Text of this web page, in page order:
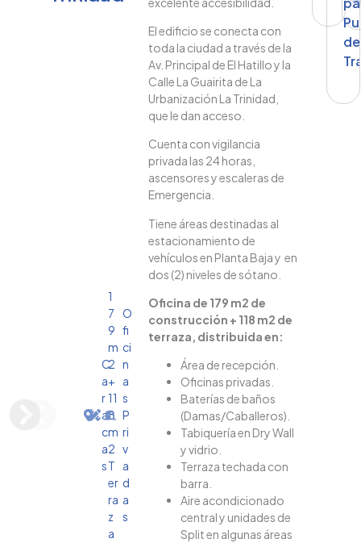
C
a
r
a
c
a
s
1
7
9
m
2
+
11
8
m
2
T
er
ra
z
a
O
fi
ci
n
a
s
P
ri
v
a
d
a
s
El edificio se conecta con
toda la ciudad a través de la
Av. Principal de El Hatillo y la
Calle La Guairita de La
Urbanización La Trinidad,
que le dan acceso.
Cuenta con vigilancia
privada las 24 horas,
ascensores y escaleras de
Emergencia.
Tiene áreas destinadas al
estacionamiento de
vehículos en Planta Baja y en
dos (2) niveles de sótano.
Oficina de 179 m2 de
construcción + 118 m2 de
terraza, distribuida en:
Área de recepción.
Oficinas privadas.
Baterías de baños
(Damas/Caballeros).
Tabiquería en Dry Wall
y vidrio.
Terraza techada con
barra.
Aire acondicionado
central y unidades de
Split en algunas áreas
de